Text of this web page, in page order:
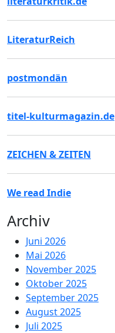
LiteraturReich
postmondän
titel-kulturmagazin.de
ZEICHEN & ZEITEN
We read Indie
Archiv
Juni 2026
Mai 2026
November 2025
Oktober 2025
September 2025
August 2025
Juli 2025